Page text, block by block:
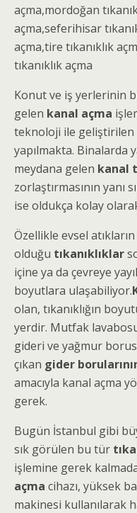
açma,mordoğan
açma,seferihisar
açma,tire tıkanıklık
tıkanıklık açma
Konut ve iş yerlerinin
gelen kanal açma
teknoloji ile geliştirilen
yapılmakta. Binalarda
meydana gelen kanal
zorlaştırmasının yanı
ise oldukça kolay olarak
Özellikle evsel
olduğu tıkanıklıklar
içine ya da çevreye
boyutlara ulaşabiliyor.
olan, tıkanıklığın
yerdir. Mutfak
gideri ve yağmur
çıkan gider
amacıyla kanal açma
gerek.
Bugün İstanbul gibi
sık görülen bu tür
işlemine gerek
açma cihazı, yüksek
makinesi kullanılarak